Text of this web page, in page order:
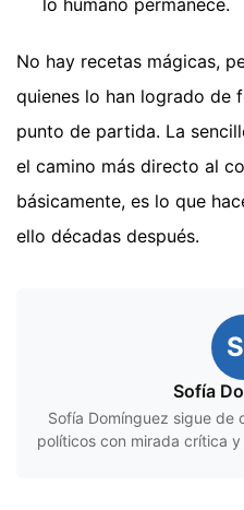
No hay recetas mágicas,
quienes lo han logrado de
punto de partida. La
el camino más directo al
básicamente, es lo que
ello décadas después.
Sofía
Sofía Domínguez sigue de
políticos con mirada crítica